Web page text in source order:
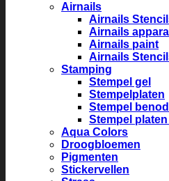
Airnails
Airnails
Airnails
Airnails paint
Airnails
Stamping
Stempel gel
Stempelplaten
Stempel
Stempel
Aqua Colors
Droogbloemen
Pigmenten
Stickervellen